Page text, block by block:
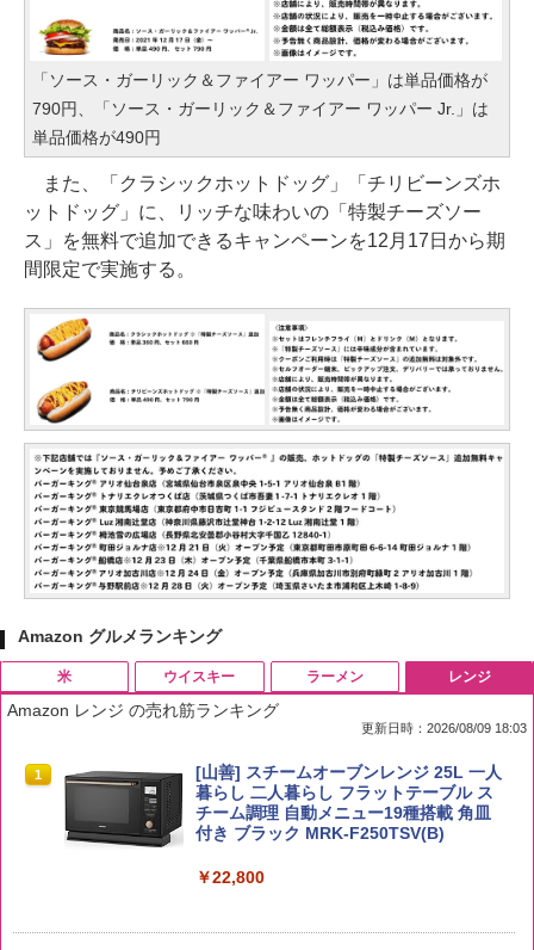
「ソース・ガーリック＆ファイアー ワッパー」は単品価格が
790円、「ソース・ガーリック＆ファイアー ワッパー Jr.」は
単品価格が490円
また、「クラシックホットドッグ」「チリビーンズホ
ットドッグ」に、リッチな味わいの「特製チーズソー
ス」を無料で追加できるキャンペーンを12月17日から期
間限定で実施する。
Amazon グルメランキング
米
1 by Amazon 国産ブレンド米 精米 5kg
￥2,650
ウイスキー
1
ブラックニッカ ニッカ Nikka ウィスキ
ー4000ml ブラックニッカクリア ウヰス
キー 【日本 アサヒ ウィスキー】 大容量
お得 4リットル
￥4,327
ラーメン
1
チキンラーメン どんぶり 85g×12個 日清
食品 インスタント カップ麺
￥1,939
レンジ
Amazon レンジ の売れ筋ランキング
更新日時：2026/08/09 18:03
1
[山善] スチームオーブンレンジ 25L 一人
暮らし 二人暮らし フラットテーブル ス
チーム調理 自動メニュー19種搭載 角皿
付き ブラック MRK-F250TSV(B)
￥22,800